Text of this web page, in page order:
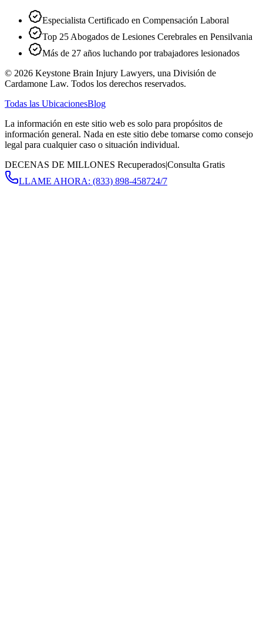
Especialista Certificado en Compensación Laboral
Top 25 Abogados de Lesiones Cerebrales en Pensilvania
Más de 27 años luchando por trabajadores lesionados
© 2026 Keystone Brain Injury Lawyers, una División de
Cardamone Law. Todos los derechos reservados.
Todas las UbicacionesBlog
La información en este sitio web es solo para propósitos de
información general. Nada en este sitio debe tomarse como consejo
legal para cualquier caso o situación individual.
DECENAS DE MILLONES Recuperados|Consulta Gratis
LLAME AHORA: (833) 898-458724/7